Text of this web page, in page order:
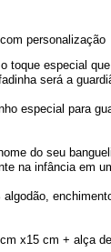
personalização
toque especial
será a
especial para
do seu
na infância em
algodão,
x15 cm + alça